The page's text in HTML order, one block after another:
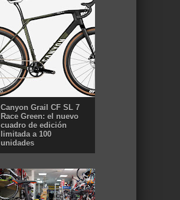
Canyon Grail CF SL 7
Race Green: el nuevo
cuadro de edición
limitada a 100
unidades